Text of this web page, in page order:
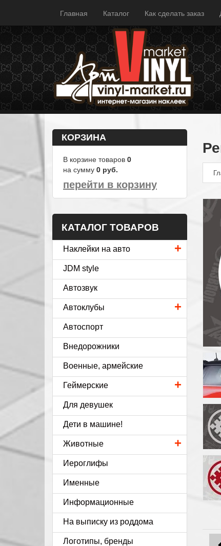
Главная Каталог Как сделать заказ
КОРЗИНА
В корзине товаров 0
на сумму 0 руб.
перейти в корзину
КАТАЛОГ ТОВАРОВ
+
Наклейки на авто
JDM style
Автозвук
+
Автоклубы
Автоспорт
Внедорожники
Военные, армейские
+
Геймерские
Для девушек
Дети в машине!
+
Животные
Иероглифы
Именные
Информационные
На выписку из роддома
Логотипы, бренды